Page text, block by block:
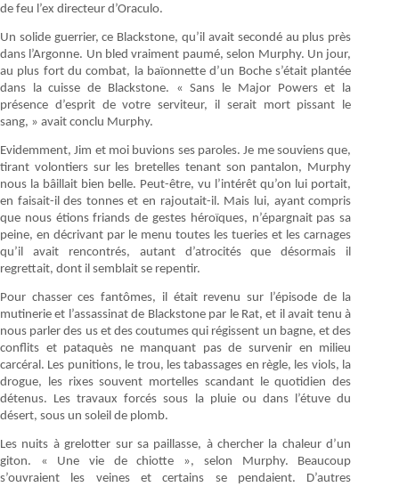
de feu l’ex directeur d’Oraculo.
Un solide guerrier, ce Blackstone, qu’il avait secondé au plus près
dans l’Argonne. Un bled vraiment paumé, selon Murphy. Un jour,
au plus fort du combat, la baïonnette d’un Boche s’était plantée
dans la cuisse de Blackstone. « Sans le Major Powers et la
présence d’esprit de votre serviteur, il serait mort pissant le
sang, » avait conclu Murphy.
Evidemment, Jim et moi buvions ses paroles. Je me souviens que,
tirant volontiers sur les bretelles tenant son pantalon, Murphy
nous la bâillait bien belle. Peut-être, vu l’intérêt qu’on lui portait,
en faisait-il des tonnes et en rajoutait-il. Mais lui, ayant compris
que nous étions friands de gestes héroïques, n’épargnait pas sa
peine, en décrivant par le menu toutes les tueries et les carnages
qu’il avait rencontrés, autant d’atrocités que désormais il
regrettait, dont il semblait se repentir.
Pour chasser ces fantômes, il était revenu sur l’épisode de la
mutinerie et l’assassinat de Blackstone par le Rat, et il avait tenu à
nous parler des us et des coutumes qui régissent un bagne, et des
conflits et pataquès ne manquant pas de survenir en milieu
carcéral. Les punitions, le trou, les tabassages en règle, les viols, la
drogue, les rixes souvent mortelles scandant le quotidien des
détenus. Les travaux forcés sous la pluie ou dans l’étuve du
désert, sous un soleil de plomb.
Les nuits à grelotter sur sa paillasse, à chercher la chaleur d’un
giton. « Une vie de chiotte », selon Murphy. Beaucoup
s’ouvraient les veines et certains se pendaient. D’autres